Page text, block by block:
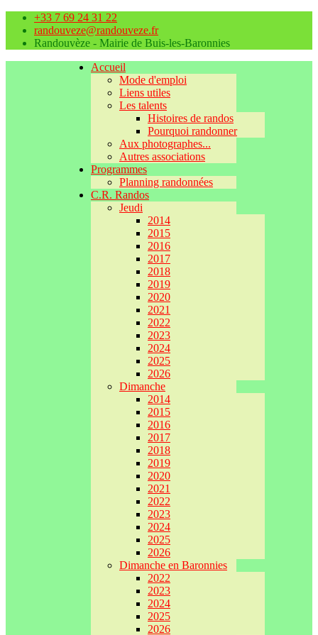
+33 7 69 24 31 22
randouveze@randouveze.fr
Randouvèze - Mairie de Buis-les-Baronnies
Accueil
Mode d'emploi
Liens utiles
Les talents
Histoires de randos
Pourquoi randonner
Aux photographes...
Autres associations
Programmes
Planning randonnées
C.R. Randos
Jeudi
2014
2015
2016
2017
2018
2019
2020
2021
2022
2023
2024
2025
2026
Dimanche
2014
2015
2016
2017
2018
2019
2020
2021
2022
2023
2024
2025
2026
Dimanche en Baronnies
2022
2023
2024
2025
2026